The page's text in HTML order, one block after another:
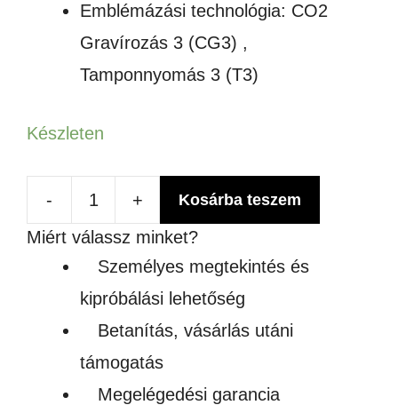
Emblémázási technológia: CO2
Gravírozás 3 (CG3) ,
Tamponnyomás 3 (T3)
Készleten
-
nélküli
bambusz
töltő
mennyiség
+ Kosárba teszem
Miért válassz minket?
Személyes megtekintés és
kipróbálási lehetőség
Betanítás, vásárlás utáni
támogatás
Megelégedési garancia